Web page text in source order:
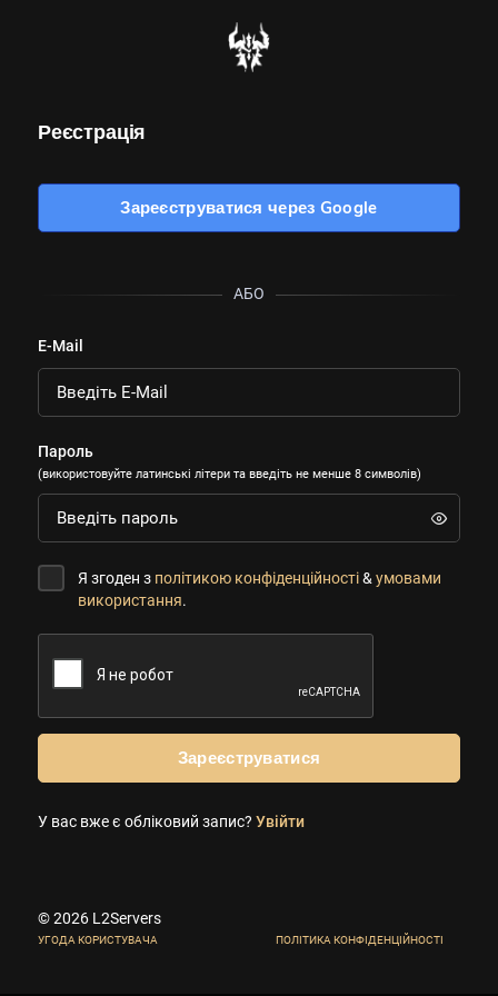
Реєстрація
Зареєструватися через Google
АБО
E-Mail
Пароль
(використовуйте латинські літери та введіть не менше 8 символів)
Я згоден з політикою конфіденційності& умовами
використання.
Зареєструватися
У вас вже є обліковий запис? Увійти
© 2026 L2Servers
УГОДА КОРИСТУВАЧА ПОЛІТИКА КОНФІДЕНЦІЙНОСТІ